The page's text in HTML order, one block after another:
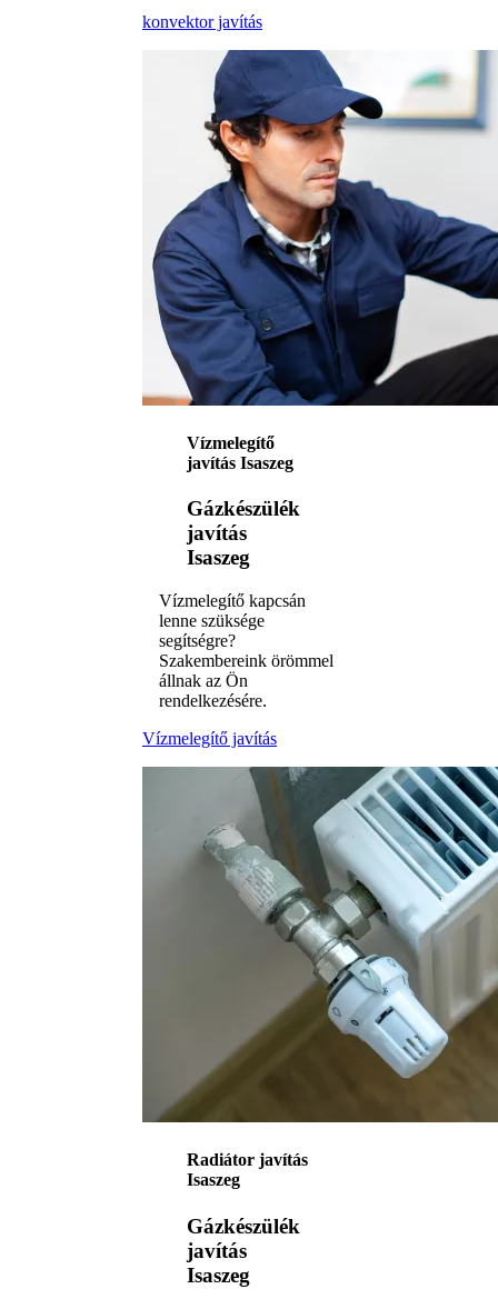
konvektor javítás
Vízmelegítő
javítás Isaszeg
Gázkészülék
javítás
Isaszeg
Vízmelegítő kapcsán
lenne szüksége
segítségre?
Szakembereink örömmel
állnak az Ön
rendelkezésére.
Vízmelegítő javítás
Radiátor javítás
Isaszeg
Gázkészülék
javítás
Isaszeg